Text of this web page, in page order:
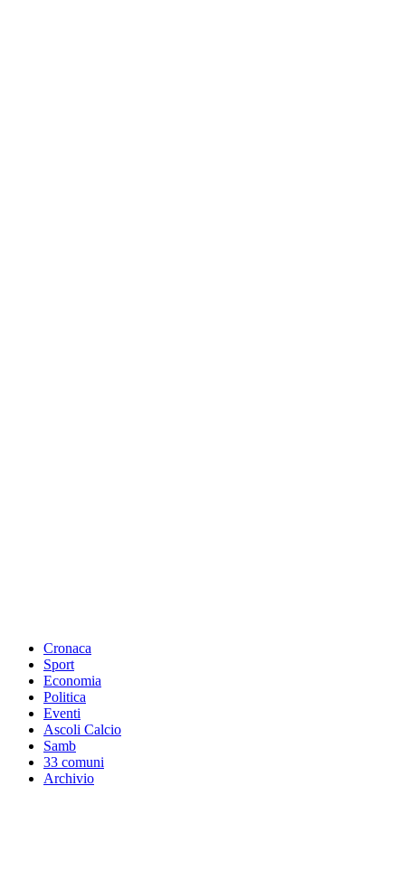
Cronaca
Sport
Economia
Politica
Eventi
Ascoli Calcio
Samb
33 comuni
Archivio